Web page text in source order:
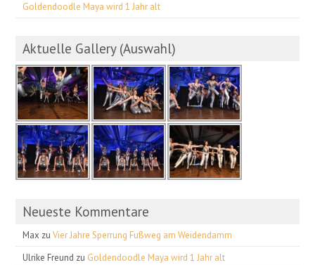
Goldendoodle Maya wird 1 Jahr alt
Aktuelle Gallery (Auswahl)
Neueste Kommentare
Max zuVier Jahre Sperrung Fußweg am Weidendamm
Ulrike Freund zu Goldendoodle Maya wird 1 Jahr alt